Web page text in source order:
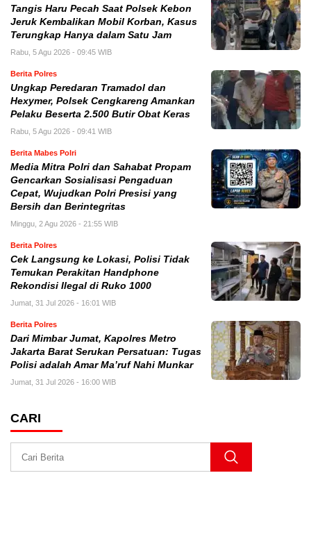
Tangis Haru Pecah Saat Polsek Kebon
Jeruk Kembalikan Mobil Korban, Kasus
Terungkap Hanya dalam Satu Jam
Rabu, 5 Agu 2026 - 09:45 WIB
Berita Polres
Ungkap Peredaran Tramadol dan
Hexymer, Polsek Cengkareng Amankan
Pelaku Beserta 2.500 Butir Obat Keras
Rabu, 5 Agu 2026 - 09:41 WIB
Berita Mabes Polri
Media Mitra Polri dan Sahabat Propam
Gencarkan Sosialisasi Pengaduan
Cepat, Wujudkan Polri Presisi yang
Bersih dan Berintegritas
Minggu, 2 Agu 2026 - 21:55 WIB
Berita Polres
Cek Langsung ke Lokasi, Polisi Tidak
Temukan Perakitan Handphone
Rekondisi Ilegal di Ruko 1000
Jumat, 31 Jul 2026 - 16:01 WIB
Berita Polres
Dari Mimbar Jumat, Kapolres Metro
Jakarta Barat Serukan Persatuan: Tugas
Polisi adalah Amar Ma’ruf Nahi Munkar
Jumat, 31 Jul 2026 - 16:00 WIB
CARI